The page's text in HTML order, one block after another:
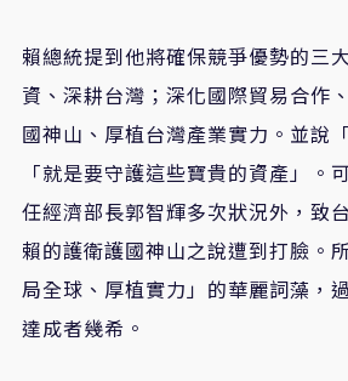
賴總統提到他將確保競爭優勢的三
資、深耕台灣；深化國際貿易合作
國神山、厚植台灣產業實力。並說
「就是要守護這些寶貴的資產」。
任經濟部長郭智輝多次狀況外，致
賴的護衛護國神山之說遭到打臉。
局全球、厚植實力」的華麗詞藻，
達成者幾希。